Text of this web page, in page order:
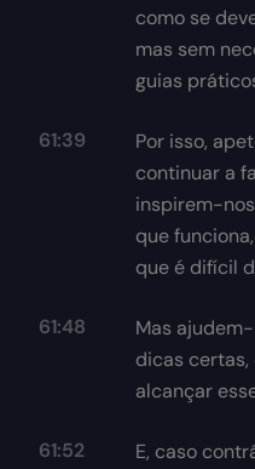
como se
mas sem
guias
61:39
Por isso,
continuar a
inspirem-
que
que é difícil
61:48
Mas
dicas certas,
alcançar
61:52
E, caso